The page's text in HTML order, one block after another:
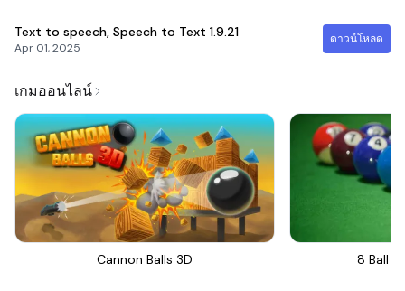
Text to speech, Speech to Text 1.9.21
Apr 01, 2025
ดาวน์โหลด
เกมออนไลน์
Cannon Balls 3D 8 Ball